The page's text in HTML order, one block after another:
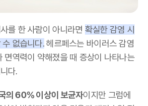
를 한 사람이 아니라면 확실한 감염 시
없습니다.헤르페스는 바이러스 감염
면역력이 약해졌을 때 증상이 나타나는
다.
의 60% 이상이 보균자이지만 그럼에